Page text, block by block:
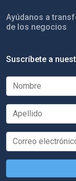
Ayúdanos a
de los negocios
Suscríbete a